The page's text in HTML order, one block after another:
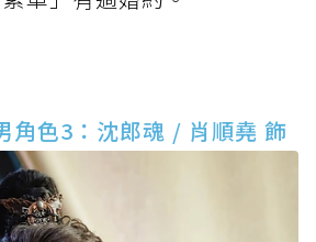
角色3：沈郎魂 / 肖順堯 飾